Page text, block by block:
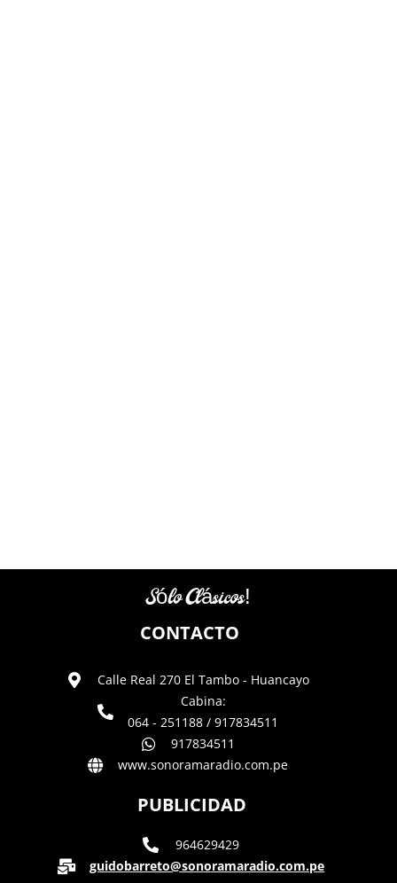
Sólo Clásicos!
CONTACTO
Calle Real 270 El Tambo - Huancayo
Cabina:
064 - 251188 / 917834511
917834511
www.sonoramaradio.com.pe
PUBLICIDAD
964629429
guidobarreto@sonoramaradio.com.pe